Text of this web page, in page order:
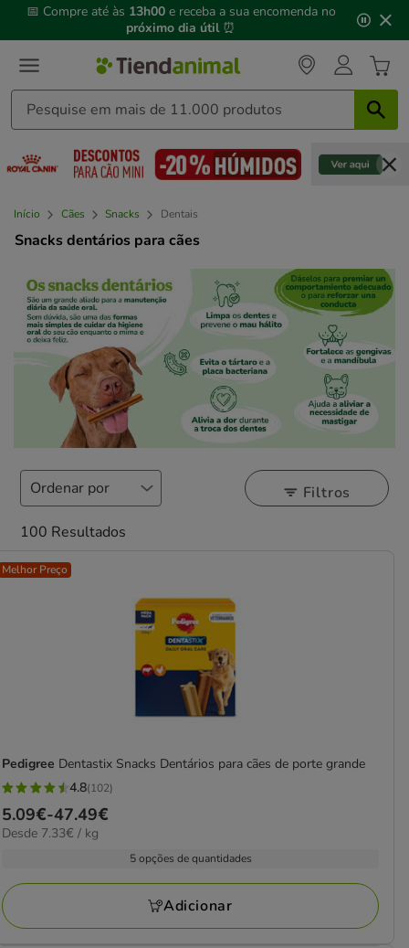
3,
mensagem,
📅 Compre até às 13h00 e receba a sua encomenda no
próximo dia útil ⏰
Início Cães Snacks Dentais
Snacks dentários para cães
Filtros
100 Resultados
Melhor Preço
Pedigree Dentastix Snacks Dentários para cães de porte grande
4.8
estrelas
com
avaliações
4.8(102)
Preço
de
47.49€
5.09€-47.49€
7.33€
Desde 7.33€ / kg
5 opções de quantidades
Adicionar